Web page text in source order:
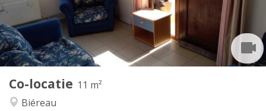
Co-locatie 11 m²
Biéreau
Inrichting
Badkamer:
Gemeenschappelijk
Keuken:
Gemeenschappelijk
Oppervlakte:
11 m
2
Private kamers: